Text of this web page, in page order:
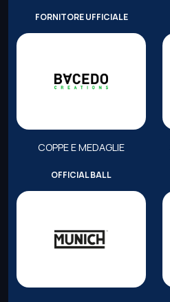
FORNITORE UFFICIALE
COPPE E MEDAGLIE
OFFICIAL BALL